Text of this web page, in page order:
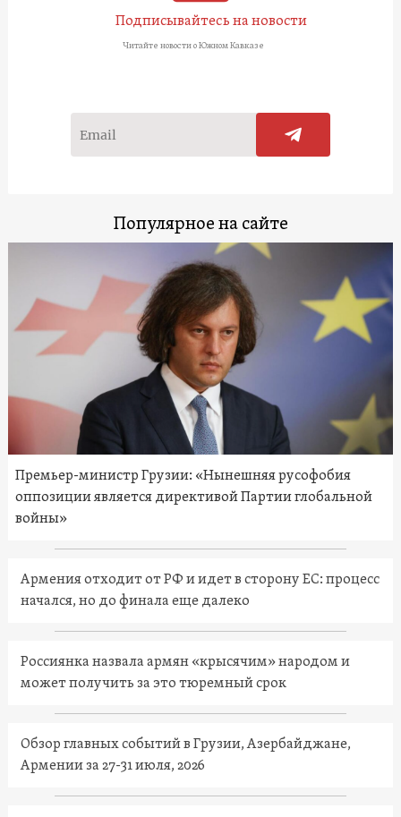
Подписывайтесь на новости
Читайте новости о Южном Кавказе
Популярное на сайте
Премьер-министр Грузии: «Нынешняя русофобия
оппозиции является директивой Партии глобальной
войны»
Армения отходит от РФ и идет в сторону ЕС: процесс
начался, но до финала еще далеко
Россиянка назвала армян «крысячим» народом и
может получить за это тюремный срок
Обзор главных событий в Грузии, Азербайджане,
Армении за 27-31 июля, 2026